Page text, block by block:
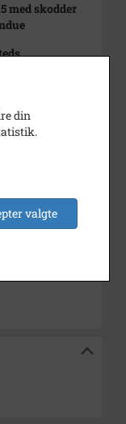
med skodder
din
valgte